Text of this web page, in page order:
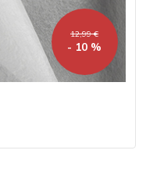
12,99 €
- 10 %